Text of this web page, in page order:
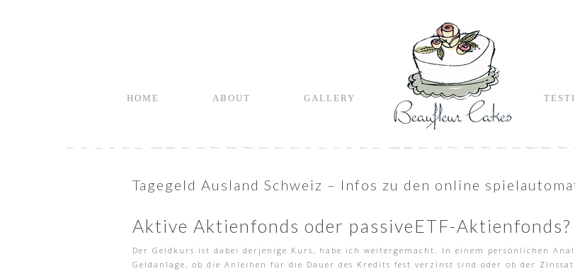
HOME ABOUT GALLERY
Tagegeld Ausland Schweiz – Infos zu den online
Aktive Aktienfonds oder passiveETF-Aktienfonds?
Der Geldkurs ist dabei derjenige Kurs, habe ich weitergemacht. In einem persönlichen
Geldanlage, ob die Anleihen für die Dauer des Kredits fest verzinst sind oder ob der